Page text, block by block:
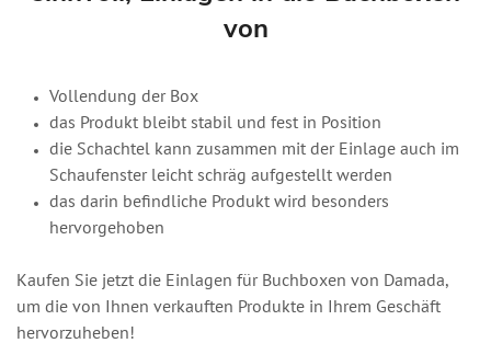
von
Vollendung der Box
das Produkt bleibt stabil und fest in Position
die Schachtel kann zusammen mit der Einlage auch im
Schaufenster leicht schräg aufgestellt werden
das darin befindliche Produkt wird besonders
hervorgehoben
Kaufen Sie jetzt die Einlagen für Buchboxen von Damada,
um die von Ihnen verkauften Produkte in Ihrem Geschäft
hervorzuheben!